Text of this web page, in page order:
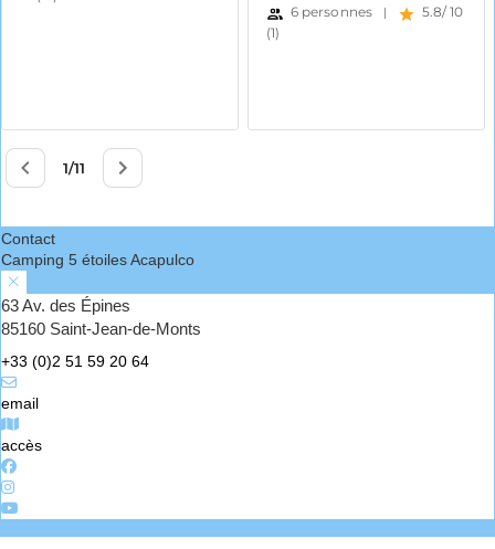
Contact
Camping 5 étoiles Acapulco
63 Av. des Épines
85160 Saint-Jean-de-Monts
+33 (0)2 51 59 20 64
email
accès